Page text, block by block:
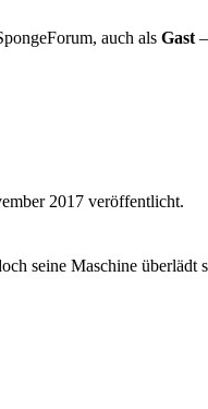
auch als Gast
2017 veröffentlicht.
seine Maschine überlädt